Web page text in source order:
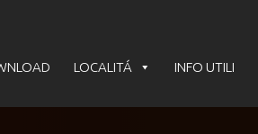
LOCALITÁ INFO UTILI